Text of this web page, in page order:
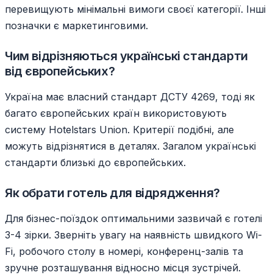
перевищують мінімальні вимоги своєї категорії. Інші
позначки є маркетинговими.
Чим відрізняються українські стандарти
від європейських?
Україна має власний стандарт ДСТУ 4269, тоді як
багато європейських країн використовують
систему Hotelstars Union. Критерії подібні, але
можуть відрізнятися в деталях. Загалом українські
стандарти близькі до європейських.
Як обрати готель для відрядження?
Для бізнес-поїздок оптимальними зазвичай є готелі
3-4 зірки. Зверніть увагу на наявність швидкого Wi-
Fi, робочого столу в номері, конференц-залів та
зручне розташування відносно місця зустрічей.